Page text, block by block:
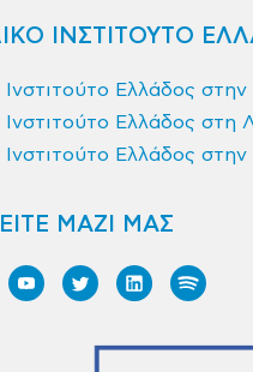
ΙΝΣΤΙΤΟΥΤΟ
Ινστιτούτο Ελλάδος
Ινστιτούτο Ελλάδος στη
Ινστιτούτο Ελλάδος
ΜΑΖΙ ΜΑΣ